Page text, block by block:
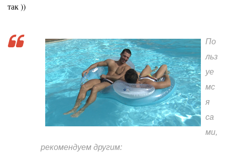
так ))
По
льз
уе
мс
я
са
ми,
рекомендуем другим: